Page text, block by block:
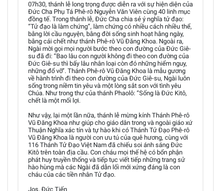
07h30, thánh lễ long trọng được diễn ra với sự hiện diện của
Đức Cha Phụ Tá Phê-rô Nguyễn Văn Viên cùng 40 linh mục
đồng tế. Trong thánh lễ, Đức Cha chia sẻ ý nghĩa tử đạo:
“Tử đạo là làm chứng”, làm chứng có nhiều cách nhiều thể,
bằng lời cầu nguyện, bằng đời sống sinh hoạt hằng ngày,
bằng cái chết như thánh Phê-rô Vũ Đăng Khoa. Ngoài ra,
Ngài mời gọi mọi người bước theo con đường của Đức Giê-
su đã đi: “Bao lâu con người không đi theo con đường của
Đức Giê-su thì bấy lâu nhân loại còn đó những hiểm nguy,
những đổ vỡ”. Thánh Phê-rô Vũ Đăng Khoa là mẫu gương
về hành trình đi theo con đường của Đức Giê-su, Ngài luôn
sống trong niềm tin yêu và một lòng sắt son với tình yêu
Chúa. Như trong thư của thánh Phaolô: “Sống là Đức Kitô,
chết là một mối lợi.
Như vậy, lại một lần nữa, thánh lễ mừng kính Thánh Phê-rô
Vũ Đăng Khoa như giúp cho giáo dân trong và ngoài giáo xứ
Thuận Nghĩa xác tín và tự hào khi có Thánh Tử Đạo Phê-rô
Vũ Đăng Khoa là người con ưu tú của quê hương, cùng với
116 Thánh Tử Đạo Việt Nam đã chiếu soi ánh sáng Đức
Kitô trên toàn địa cầu. Con cháu mọi thế hệ có bổn phận
phát huy truyền thống và tiếp tục viết tiếp những trang sử
hào hùng mà các Ngài đã dẫn lối mới xứng đáng là con
cháu của các tiền nhân Tử đạo.
Jos. Đức Tiến